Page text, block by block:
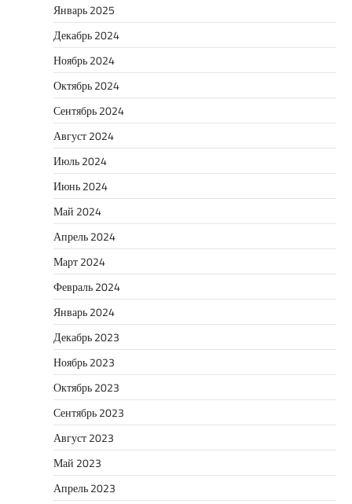
Январь 2025
Декабрь 2024
Ноябрь 2024
Октябрь 2024
Сентябрь 2024
Август 2024
Июль 2024
Июнь 2024
Май 2024
Апрель 2024
Март 2024
Февраль 2024
Январь 2024
Декабрь 2023
Ноябрь 2023
Октябрь 2023
Сентябрь 2023
Август 2023
Май 2023
Апрель 2023